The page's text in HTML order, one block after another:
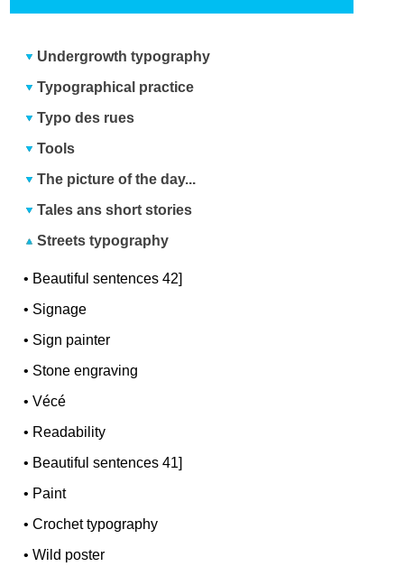
Undergrowth typography
Typographical practice
Typo des rues
Tools
The picture of the day...
Tales ans short stories
Streets typography
• Beautiful sentences 42]
• Signage
• Sign painter
• Stone engraving
•Vécé
• Readability
• Beautiful sentences 41]
• Paint
•Crochet typography
•Wild poster